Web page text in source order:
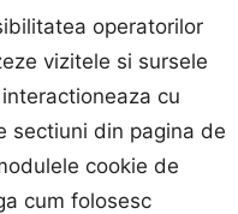
operatorilor
vizitele si sursele
cu
sectiuni din pagina de
cookie de
cum folosesc